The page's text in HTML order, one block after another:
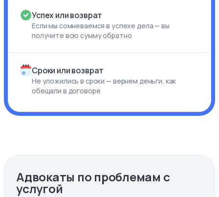
Успех или возврат
Если мы сомневаемся в успехе дела — вы
получите всю сумму обратно
Сроки или возврат
Не уложились в сроки — вернем деньги, как
обещали в договоре
Адвокаты по проблемам с
услугой